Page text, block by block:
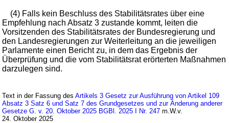
(4) Falls kein Beschluss des Stabilitätsrates über eine
Empfehlung nach Absatz 3 zustande kommt, leiten die
Vorsitzenden des Stabilitätsrates der Bundesregierung und
den Landesregierungen zur Weiterleitung an die jeweiligen
Parlamente einen Bericht zu, in dem das Ergebnis der
Überprüfung und die vom Stabilitätsrat erörterten Maßnahmen
darzulegen sind.
Text in der Fassung desArtikels 3 Gesetz zur Ausführung von Artikel 109
Absatz 3 Satz 6 und Satz 7 des Grundgesetzes und zur Änderung anderer
Gesetze G. v. 20. Oktober 2025 BGBl. 2025 I Nr. 247 m.W.v.
24. Oktober 2025